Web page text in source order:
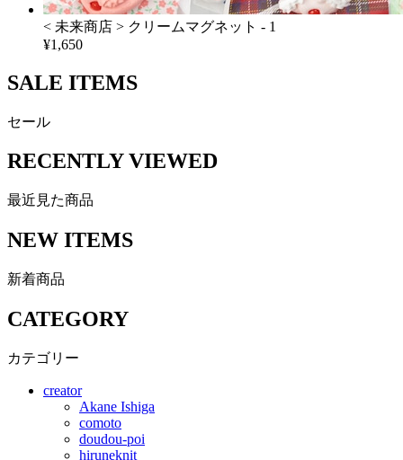
< 未来商店 > クリームマグネット - 1
¥1,650
SALE ITEMS
セール
RECENTLY VIEWED
最近見た商品
NEW ITEMS
新着商品
CATEGORY
カテゴリー
creator
Akane Ishiga
comoto
doudou-poi
hiruneknit